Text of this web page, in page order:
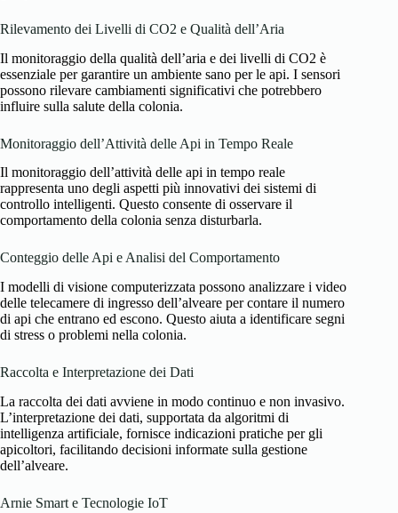
Rilevamento dei Livelli di CO2 e Qualità dell’Aria
Il monitoraggio della qualità dell’aria e dei livelli di CO2 è
essenziale per garantire un ambiente sano per le api. I sensori
possono rilevare cambiamenti significativi che potrebbero
influire sulla salute della colonia.
Monitoraggio dell’Attività delle Api in Tempo Reale
Il monitoraggio dell’attività delle api in tempo reale
rappresenta uno degli aspetti più innovativi dei sistemi di
controllo intelligenti. Questo consente di osservare il
comportamento della colonia senza disturbarla.
Conteggio delle Api e Analisi del Comportamento
I modelli di visione computerizzata possono analizzare i video
delle telecamere di ingresso dell’alveare per contare il numero
di api che entrano ed escono. Questo aiuta a identificare segni
di stress o problemi nella colonia.
Raccolta e Interpretazione dei Dati
La raccolta dei dati avviene in modo continuo e non invasivo.
L’interpretazione dei dati, supportata da algoritmi di
intelligenza artificiale, fornisce indicazioni pratiche per gli
apicoltori, facilitando decisioni informate sulla gestione
dell’alveare.
Arnie Smart e Tecnologie IoT